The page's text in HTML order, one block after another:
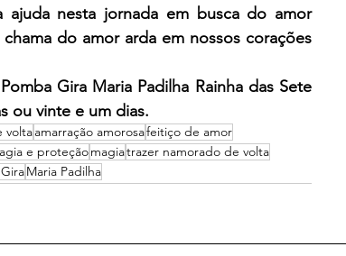
nesta jornada em busca do amor
do amor arda em nossos corações
Gira Maria Padilha Rainha das Sete
ou vinte e um dias.
voltaamarração amorosafeitiço de amor
e proteçãomagiatrazer namorado de volta
Maria Padilha